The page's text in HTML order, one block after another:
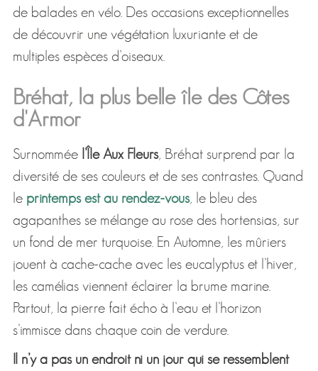
de balades en vélo. Des occasions exceptionnelles
de découvrir une végétation luxuriante et de
multiples espèces d’oiseaux.
Bréhat, la plus belle île des Côtes
d'Armor
Surnommée l’Île Aux Fleurs, Bréhat surprend par la
diversité de ses couleurs et de ses contrastes. Quand
le printemps est au rendez-vous, le bleu des
agapanthes se mélange au rose des hortensias, sur
un fond de mer turquoise. En Automne, les mûriers
jouent à cache-cache avec les eucalyptus et l’hiver,
les camélias viennent éclairer la brume marine.
Partout, la pierre fait écho à l’eau et l’horizon
s’immisce dans chaque coin de verdure.
Il n’y a pas un endroit ni un jour qui se ressemblent